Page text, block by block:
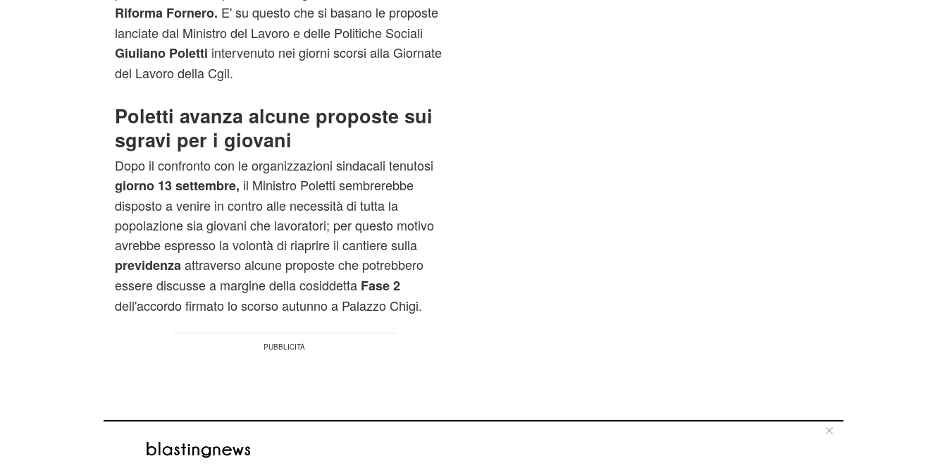
Riforma Fornero. E' su questo che si basano le proposte
lanciate dal Ministro del Lavoro e delle Politiche Sociali
Giuliano Poletti intervenuto nei giorni scorsi alla Giornate
del Lavoro della Cgil.
Poletti avanza alcune proposte sui
sgravi per i giovani
Dopo il confronto con le organizzazioni sindacali tenutosi
giorno 13 settembre, il Ministro Poletti sembrerebbe
disposto a venire in contro alle necessità di tutta la
popolazione sia giovani che lavoratori; per questo motivo
avrebbe espresso la volontà di riaprire il cantiere sulla
previdenza attraverso alcune proposte che potrebbero
essere discusse a margine della cosiddetta Fase 2
dell'accordo firmato lo scorso autunno a Palazzo Chigi.